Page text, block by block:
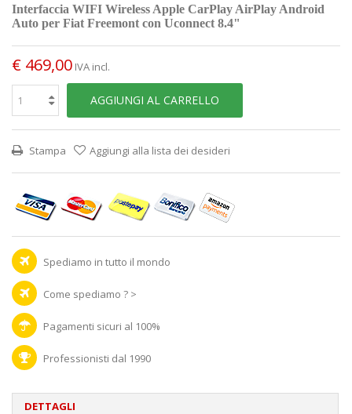
Interfaccia WIFI Wireless Apple CarPlay AirPlay Android
Auto per Fiat Freemont con Uconnect 8.4"
€ 469,00 IVA incl.
AGGIUNGI AL CARRELLO
Stampa Aggiungi alla lista dei desideri
Spediamo in tutto il mondo
Come spediamo ? >
Pagamenti sicuri al 100%
Professionisti dal 1990
DETTAGLI